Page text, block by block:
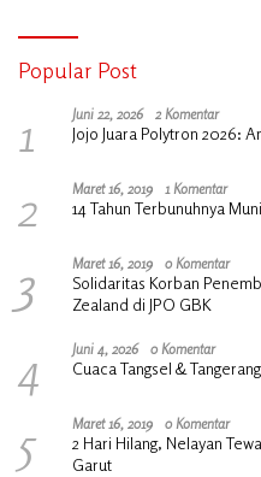
Popular Post
1 Juni 22, 2026 2 Komentar
Jojo Juara Polytron 2026:
2 Maret 16, 2019 1 Komentar
14 Tahun Terbunuhnya
3 Maret 16, 2019 0 Komentar
Solidaritas Korban
Zealand di JPO GBK
4 Juni 4, 2026 0 Komentar
Cuaca Tangsel &
5 Maret 16, 2019 0 Komentar
2 Hari Hilang, Nelayan
Garut